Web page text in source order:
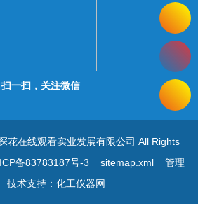
扫一扫，关注微信
花在线观看实业发展有限公司 All Rights
ICP备83783187号-3 sitemap.xml
管理
术支持： 化工仪器网